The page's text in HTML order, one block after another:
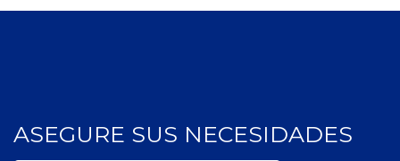
ASEGURE SUS NECESIDADES